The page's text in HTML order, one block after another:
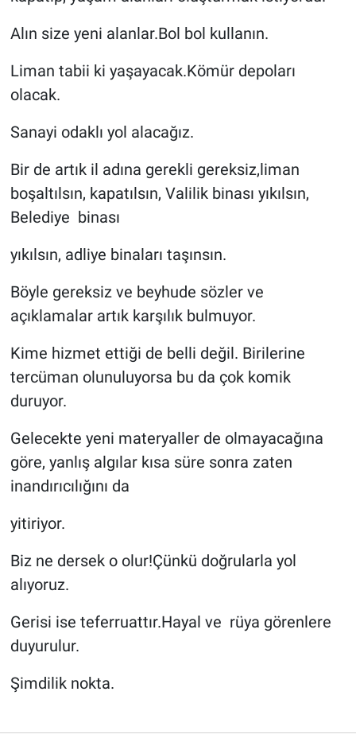
Alın size yeni alanlar.Bol bol kullanın.
Liman tabii ki yaşayacak.Kömür depoları
olacak.
Sanayi odaklı yol alacağız.
Bir de artık il adına gerekli gereksiz,liman
boşaltılsın, kapatılsın, Valilik binası yıkılsın,
Belediye binası
yıkılsın, adliye binaları taşınsın.
Böyle gereksiz ve beyhude sözler ve
açıklamalar artık karşılık bulmuyor.
Kime hizmet ettiği de belli değil. Birilerine
tercüman olunuluyorsa bu da çok komik
duruyor.
Gelecekte yeni materyaller de olmayacağına
göre, yanlış algılar kısa süre sonra zaten
inandırıcılığını da
yitiriyor.
Biz ne dersek o olur!Çünkü doğrularla yol
alıyoruz.
Gerisi ise teferruattır.Hayal ve rüya görenlere
duyurulur.
Şimdilik nokta.